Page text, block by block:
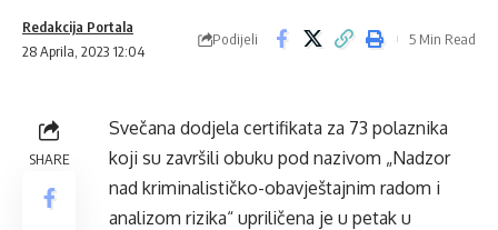
28 Aprila, 2023 12:04
Redakcija Portala
Podijeli 5 Min Read
SHARE
Svečana dodjela certifikata za 73 polaznika
koji su završili obuku pod nazivom „Nadzor
nad kriminalističko-obavještajnim radom i
analizom rizika“ upriličena je u petak u